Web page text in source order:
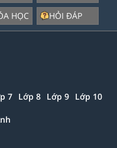
HỌC
HỎI ĐÁP
7 Lớp 8 Lớp 9 Lớp 10